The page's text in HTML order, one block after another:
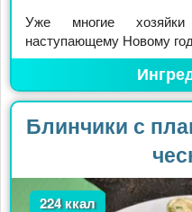
Уже многие
наступающему Новому
Блинчики с
224 ккал